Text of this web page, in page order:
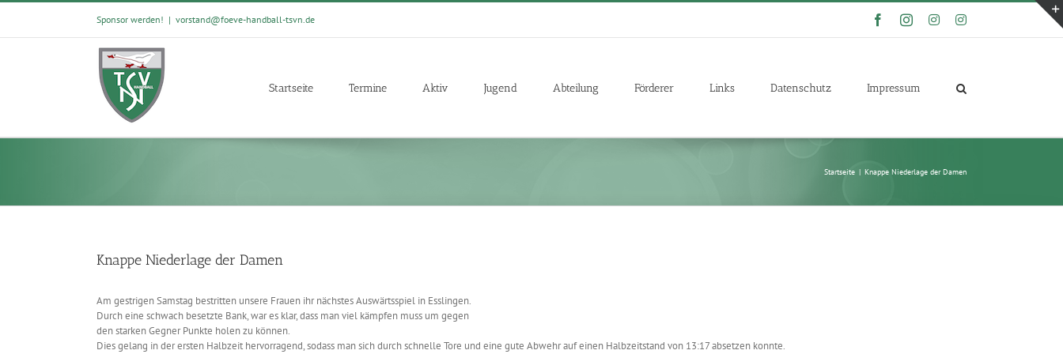
Skip
content
Sponsor werden! | vorstand@foeve-handball-tsvn.de FacebookInstagramInstagramInstagram
Startseite Termine Aktiv Jugend Abteilung Förderer Links Datenschutz Impressum
Startseite | Knappe Niederlage der Damen
Knappe Niederlage der Damen
Am gestrigen Samstag bestritten unsere Frauen ihr nächstes Auswärtsspiel in Esslingen.
Durch eine schwach besetzte Bank, war es klar, dass man viel kämpfen muss um gegen
den starken Gegner Punkte holen zu können.
Dies gelang in der ersten Halbzeit hervorragend, sodass man sich durch schnelle Tore und eine gute Abwehr auf einen Halbzeitstand von 13:17 absetzen konnte.